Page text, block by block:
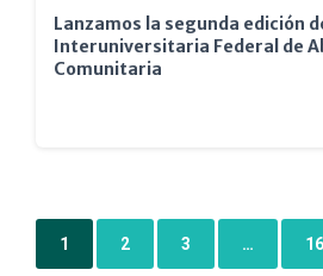
Lanzamos la segunda edición
Interuniversitaria Federal de
Comunitaria
1 2 3 … 16